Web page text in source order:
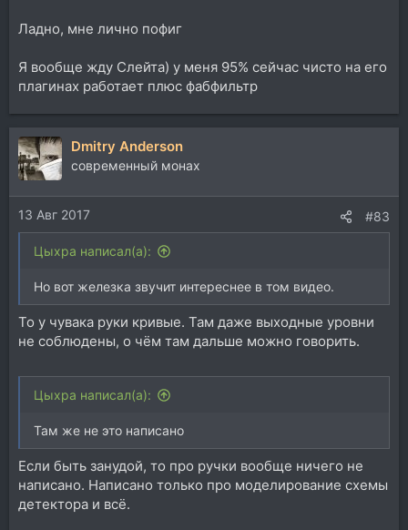
Ладно, мне лично пофиг
Я вообще жду Слейта) у меня 95% сейчас чисто на его
плагинах работает плюс фабфильтр
Dmitry Anderson
современный монах
13 Авг 2017 #83
Цыхра написал(а):
Но вот железка звучит интереснее в том видео.
То у чувака руки кривые. Там даже выходные уровни
не соблюдены, о чём там дальше можно говорить.
Цыхра написал(а):
Там же не это написано
Если быть занудой, то про ручки вообще ничего не
написано. Написано только про моделирование схемы
детектора и всё.